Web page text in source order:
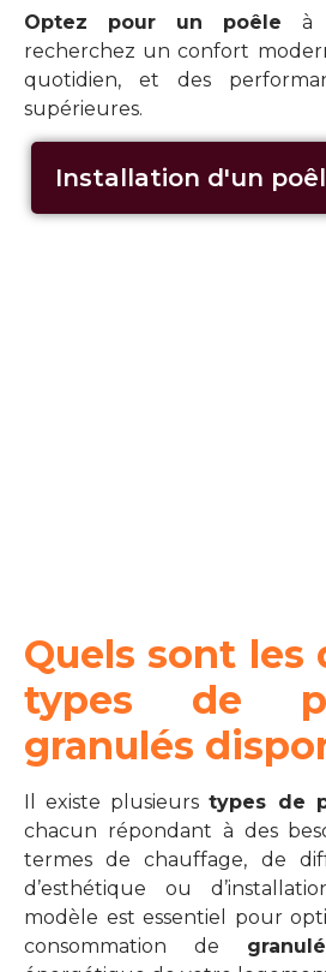
Optez pour un poêle à
recherchez un confort
quotidien, et des
supérieures.
Installation d'un
Quels sont les
types de
granulés
Il existe plusieurstypes de
chacun répondant à des
termes de chauffage, de
d’esthétique ou
modèle est essentiel pour
consommation de